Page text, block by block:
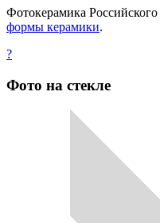
Фотокерамика Российского
формы керамики.
?
Фото на стекле